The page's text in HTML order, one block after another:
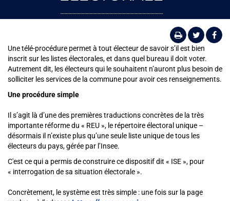
Une télé-procédure permet à tout électeur de savoir s’il est bien
inscrit sur les listes électorales, et dans quel bureau il doit voter.
Autrement dit, les électeurs qui le souhaitent n’auront plus besoin de
solliciter les services de la commune pour avoir ces renseignements.
Une procédure simple
Il s’agit là d’une des premières traductions concrètes de la très
importante réforme du « REU », le répertoire électoral unique –
désormais il n’existe plus qu’une seule liste unique de tous les
électeurs du pays, gérée par l’Insee.
C'est ce qui a permis de construire ce dispositif dit « ISE », pour
« interrogation de sa situation électorale ».
Concrètement, le système est très simple : une fois sur la page